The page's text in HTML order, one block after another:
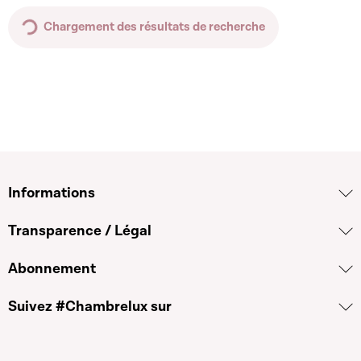
Chargement des résultats de recherche
Informations
Transparence / Légal
Abonnement
Suivez #Chambrelux sur